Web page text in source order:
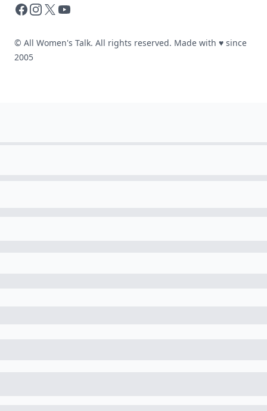
Facebook
Instagram
X YouTube
© All Women's Talk. All rights reserved. Made with ♥ since
2005